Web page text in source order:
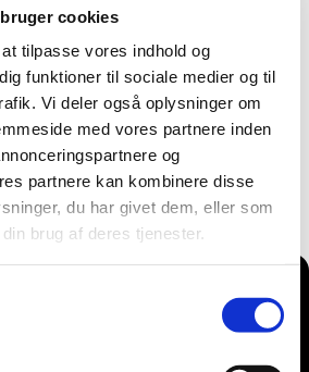
cookies
tilpasse vores indhold og
funktioner til sociale medier og til
Vi deler også oplysninger om
med vores partnere inden
og
partnere kan kombinere disse
du har givet dem, eller som
brug af deres tjenester.
også kunne lide...